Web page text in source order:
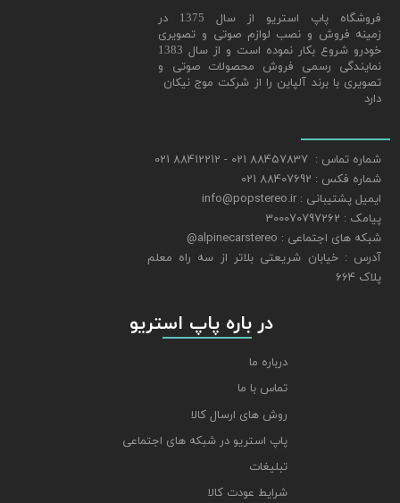
​فروشگاه پاپ استریو از سال 1375 در
زمینه فروش و نصب لوازم صوتی و تصویری
خودرو شروع بکار نموده است و از سال 1383
نمایندگی رسمی فروش محصولات صوتی و
تصویری با برند آلپاین را از شرکت موج نیکان
دارد
شماره تماس : 88457837 021 - 88412212 021
شماره فکس : 88407692 021
ایمیل پشتیبانی : info@popstereo.ir
پیامک : 300070797262
شبکه های اجتماعی : alpinecarstereo@
​​​​​​​آدرس : خیابان شریعتی بلاتر از سه راه معلم
پلاک 664
​​​​​​​ در باره پاپ استریو
درباره ما
تماس با ما
روش های ارسال کالا
پاپ استریو در شبکه های اجتماعی
تبلیغات
شرایط عودت کالا